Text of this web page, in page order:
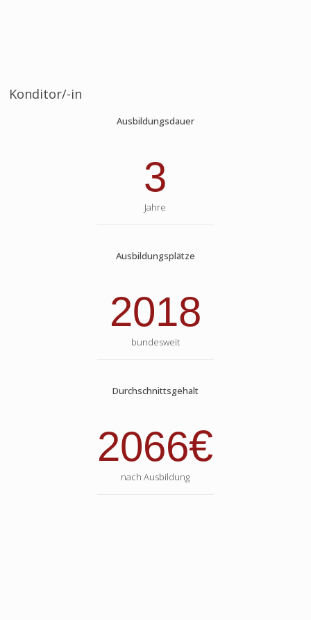
Konditor/-in
Ausbildungsdauer
3
Jahre
Ausbildungsplätze
2018
bundesweit
Durchschnittsgehalt
2066€
nach Ausbildung